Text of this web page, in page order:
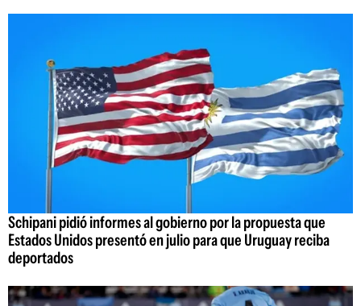
Schipani pidió informes al gobierno por la propuesta que
Estados Unidos presentó en julio para que Uruguay reciba
deportados